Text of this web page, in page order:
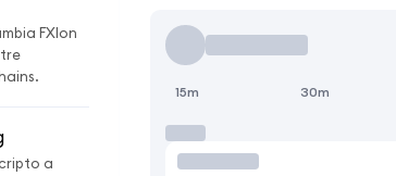
FXIon
a
15m 30m